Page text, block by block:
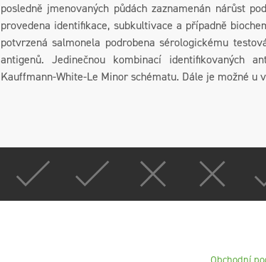
posledně jmenovaných půdách zaznamenán nárůst
provedena identifikace, subkultivace a případně
potvrzená salmonela podrobena sérologickému
antigenů. Jedinečnou kombinací identifikovaných
Kauffmann-White-Le Minor schématu. Dále je možné